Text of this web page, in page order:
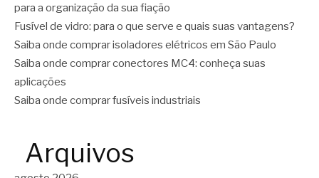
para a organização da sua fiação
Fusível de vidro: para o que serve e quais suas vantagens?
Saiba onde comprar isoladores elétricos em São Paulo
Saiba onde comprar conectores MC4: conheça suas
aplicações
Saiba onde comprar fusíveis industriais
Arquivos